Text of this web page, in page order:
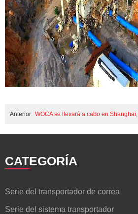
Anterior WOCA se llevará a cabo en
CATEGORÍA
Serie del transportador de correa
Serie del sistema transportador